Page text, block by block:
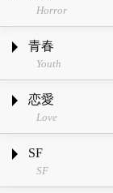
Horror
青春
Youth
恋愛
Love
SF
SF